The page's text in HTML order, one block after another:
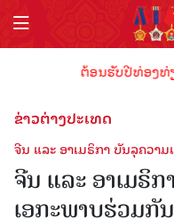
ຕ້ອນຮັບປີທ່ອງທ່ຽ
ຂ່າວຕ່າງປະເທດ
ຈີນ ແລະ ອາເມຣິກາ ບັນລຸຄວາ
ຈີນ ແລະ ອາເມຣິ
ເອກະພາບຮ່ວມກັນ